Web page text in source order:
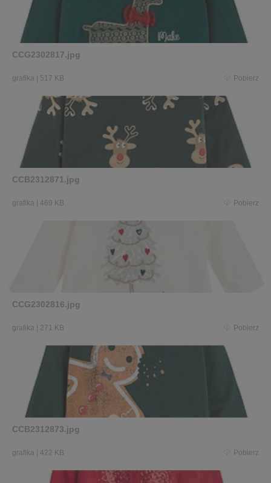
CCG2302817.jpg
grafika 517 KB Pobierz
CCB2312871.jpg
grafika 469 KB Pobierz
CCG2302816.jpg
grafika 271 KB Pobierz
CCB2312873.jpg
grafika 422 KB Pobierz